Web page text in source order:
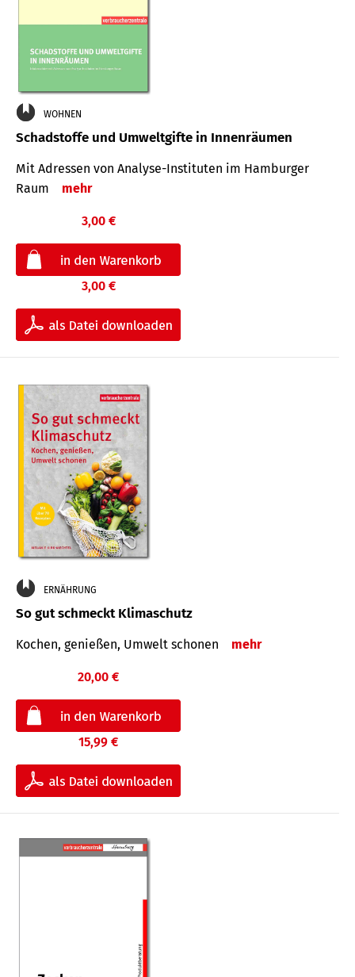
WOHNEN
Schadstoffe und Umweltgifte in Innenräumen
Mit Adressen von Analyse-Insti­tuten im Hamburger
Raum
mehr
3,00 €
3,00 €
ERNÄHRUNG
So gut schmeckt Klimaschutz
Kochen, genießen, Umwelt schonen mehr
20,00 €
15,99 €